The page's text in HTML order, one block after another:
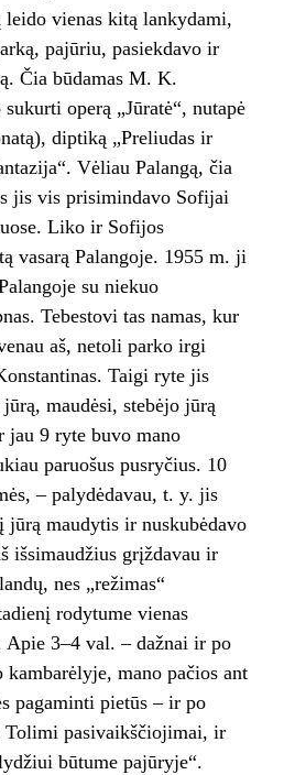
leido vienas kitą lankydami,
pajūriu, pasiekdavo ir
Čia būdamas M. K.
operą „Jūratė“, nutapė
diptiką „Preliudas ir
Vėliau Palangą, čia
jis vis prisimindavo Sofijai
Liko ir Sofijos
vasarą Palangoje. 1955 m. ji
su niekuo
Tebestovi tas namas, kur
aš, netoli parko irgi
Taigi ryte jis
maudėsi, stebėjo jūrą
jau 9 ryte buvo mano
paruošus pusryčius. 10
– palydėdavau, t. y. jis
jūrą maudytis ir nuskubėdavo
išsimaudžius grįždavau ir
nes „režimas“
rodytume vienas
Apie 3–4 val. – dažnai ir po
kambarėlyje, mano pačios ant
pagaminti pietūs – ir po
Tolimi pasivaikščiojimai, ir
būtume pajūryje“.